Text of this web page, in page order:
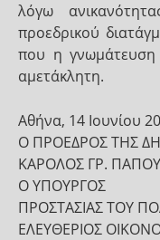
λόγω
προεδρικού
που η γνωμάτευση
αμετάκλητη.
Αθήνα, 14 Ιουνίου
Ο ΠΡΟΕΔΡΟΣ ΤΗΣ
ΚΑΡΟΛΟΣ ΓΡ.
Ο ΥΠΟΥΡΓΟΣ
ΠΡΟΣΤΑΣΙΑΣ ΤΟΥ
ΕΛΕΥΘΕΡΙΟΣ